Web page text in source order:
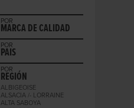
POR
MARCA DE CALIDAD
POR
PAIS
POR
REGIÓN
ALBIGEOISE
ALSACIA /- LORRAINE
ALTA SABOYA